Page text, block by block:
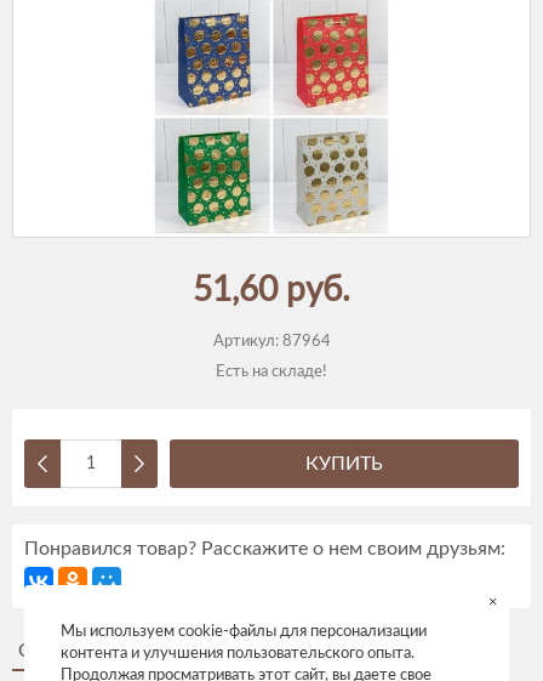
51,60 руб.
Артикул: 87964
Есть на складе!
КУПИТЬ
Понравился товар? Расскажите о нем своим друзьям:
Описание Отзывы
Мы используем cookie-файлы для персонализации
контента и улучшения пользовательского опыта.
Продолжая просматривать этот сайт, вы даете свое
×